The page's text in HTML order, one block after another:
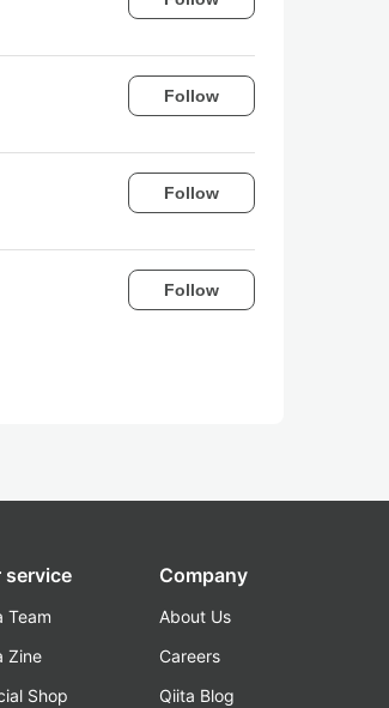
Follow
Follow
Follow
service
Team
Zine
Shop
Company
About Us
Careers
Qiita Blog